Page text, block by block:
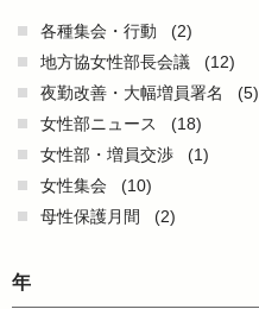
各種集会・行動
(2)
地方協女性部長会議
(12)
夜勤改善・大幅増員署名
(5)
女性部ニュース
(18)
女性部・増員交渉
(1)
女性集会
(10)
母性保護月間
(2)
年